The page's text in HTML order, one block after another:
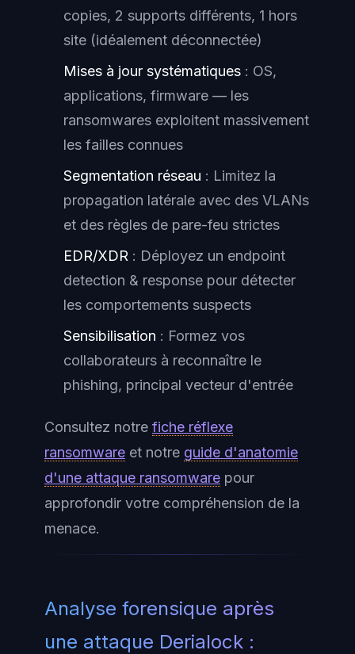
copies, 2 supports différents, 1 hors
site (idéalement déconnectée)
Mises à jour systématiques : OS,
applications, firmware — les
ransomwares exploitent massivement
les failles connues
Segmentation réseau : Limitez la
propagation latérale avec des VLANs
et des règles de pare-feu strictes
EDR/XDR : Déployez un endpoint
detection & response pour détecter
les comportements suspects
Sensibilisation : Formez vos
collaborateurs à reconnaître le
phishing, principal vecteur d'entrée
Consultez notre fiche réflexe
ransomware et notre guide d'anatomie
d'une attaque ransomware pour
approfondir votre compréhension de la
menace.
Analyse forensique après
une attaque Derialock :